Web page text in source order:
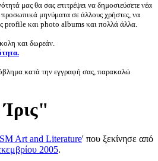
μας θα σας επιτρέψει να δημοσιεύσετε νέα
μηνύματα σε άλλους χρήστες, να
profile και photo albums και πολλά άλλα.
και δωρεάν.
κατά την εγγραφή σας, παρακαλώ
Art and Literature' που ξεκίνησε από
2005.